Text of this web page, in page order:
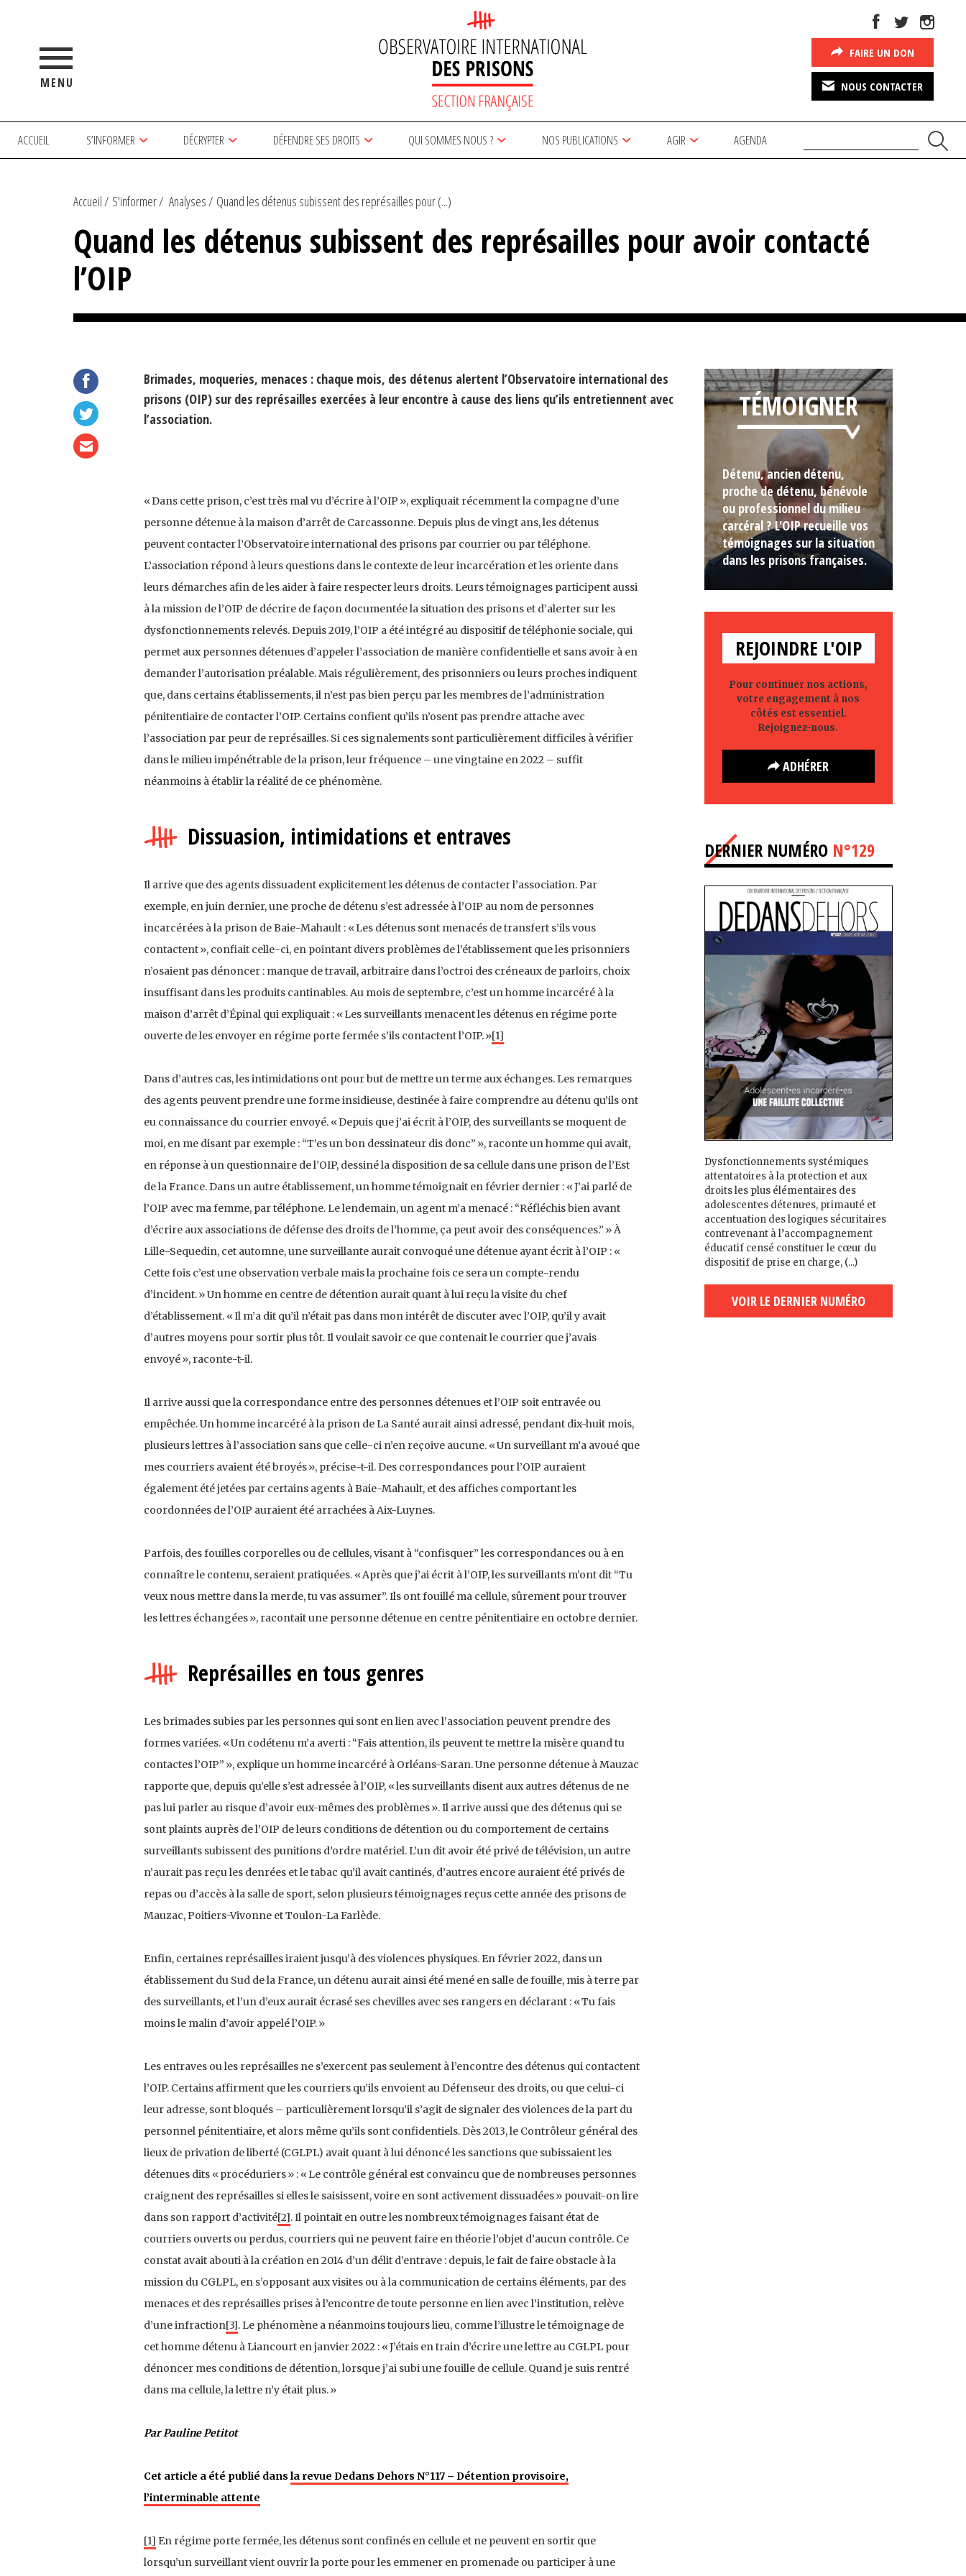
MENU
FAIRE UN DON
NOUS CONTACTER
ACCUEIL S’INFORMER DÉCRYPTER DÉFENDRE SES DROITS QUI SOMMES NOUS ? NOS PUBLICATIONS AGIR AGENDA
Accueil S'informer Analyses Quand les détenus subissent des représailles pour (...)
Quand les détenus subissent des représailles pour avoir contacté
l’OIP
Brimades, moqueries, menaces : chaque mois, des détenus alertent l’Observatoire international des
prisons (OIP) sur des représailles exercées à leur encontre à cause des liens qu’ils entretiennent avec
l’association.
« Dans cette prison, c’est très mal vu d’écrire à l’OIP », expliquait récemment la compagne d’une
personne détenue à la maison d’arrêt de Carcassonne. Depuis plus de vingt ans, les détenus
peuvent contacter l’Observatoire international des prisons par courrier ou par téléphone.
L’association répond à leurs questions dans le contexte de leur incarcération et les oriente dans
leurs démarches afin de les aider à faire respecter leurs droits. Leurs témoignages participent aussi
à la mission de l’OIP de décrire de façon documentée la situation des prisons et d’alerter sur les
dysfonctionnements relevés. Depuis 2019, l’OIP a été intégré au dispositif de téléphonie sociale, qui
permet aux personnes détenues d’appeler l’association de manière confidentielle et sans avoir à en
demander l’autorisation préalable. Mais régulièrement, des prisonniers ou leurs proches indiquent
que, dans certains établissements, il n’est pas bien perçu par les membres de l’administration
pénitentiaire de contacter l’OIP. Certains confient qu’ils n’osent pas prendre attache avec
l’association par peur de représailles. Si ces signalements sont particulièrement difficiles à vérifier
dans le milieu impénétrable de la prison, leur fréquence – une vingtaine en 2022 – suffit
néanmoins à établir la réalité de ce phénomène.
Dissuasion, intimidations et entraves
Il arrive que des agents dissuadent explicitement les détenus de contacter l’association. Par
exemple, en juin dernier, une proche de détenu s’est adressée à l’OIP au nom de personnes
incarcérées à la prison de Baie-Mahault : « Les détenus sont menacés de transfert s’ils vous
contactent », confiait celle-ci, en pointant divers problèmes de l’établissement que les prisonniers
n’osaient pas dénoncer : manque de travail, arbitraire dans l’octroi des créneaux de parloirs, choix
insuffisant dans les produits cantinables. Au mois de septembre, c’est un homme incarcéré à la
maison d’arrêt d’Épinal qui expliquait : « Les surveillants menacent les détenus en régime porte
ouverte de les envoyer en régime porte fermée s’ils contactent l’OIP. »[1]
Dans d’autres cas, les intimidations ont pour but de mettre un terme aux échanges. Les remarques
des agents peuvent prendre une forme insidieuse, destinée à faire comprendre au détenu qu’ils ont
eu connaissance du courrier envoyé. « Depuis que j’ai écrit à l’OIP, des surveillants se moquent de
moi, en me disant par exemple : “T’es un bon dessinateur dis donc” », raconte un homme qui avait,
en réponse à un questionnaire de l’OIP, dessiné la disposition de sa cellule dans une prison de l’Est
de la France. Dans un autre établissement, un homme témoignait en février dernier : « J’ai parlé de
l’OIP avec ma femme, par téléphone. Le lendemain, un agent m’a menacé : “Réfléchis bien avant
d’écrire aux associations de défense des droits de l’homme, ça peut avoir des conséquences.” » À
Lille-Sequedin, cet automne, une surveillante aurait convoqué une détenue ayant écrit à l’OIP : «
Cette fois c’est une observation verbale mais la prochaine fois ce sera un compte-rendu
d’incident. » Un homme en centre de détention aurait quant à lui reçu la visite du chef
d’établissement. « Il m’a dit qu’il n’était pas dans mon intérêt de discuter avec l’OIP, qu’il y avait
d’autres moyens pour sortir plus tôt. Il voulait savoir ce que contenait le courrier que j’avais
envoyé », raconte-t-il.
Il arrive aussi que la correspondance entre des personnes détenues et l’OIP soit entravée ou
empêchée. Un homme incarcéré à la prison de La Santé aurait ainsi adressé, pendant dix-huit mois,
plusieurs lettres à l’association sans que celle-ci n’en reçoive aucune. « Un surveillant m’a avoué que
mes courriers avaient été broyés », précise-t-il. Des correspondances pour l’OIP auraient
également été jetées par certains agents à Baie-Mahault, et des affiches comportant les
coordonnées de l’OIP auraient été arrachées à Aix-Luynes.
Parfois, des fouilles corporelles ou de cellules, visant à “confisquer” les correspondances ou à en
connaître le contenu, seraient pratiquées. « Après que j’ai écrit à l’OIP, les surveillants m’ont dit “Tu
veux nous mettre dans la merde, tu vas assumer”. Ils ont fouillé ma cellule, sûrement pour trouver
les lettres échangées », racontait une personne détenue en centre pénitentiaire en octobre dernier.
Représailles en tous genres
Les brimades subies par les personnes qui sont en lien avec l’association peuvent prendre des
formes variées. « Un codétenu m’a averti : “Fais attention, ils peuvent te mettre la misère quand tu
contactes l’OIP” », explique un homme incarcéré à Orléans-Saran. Une personne détenue à Mauzac
rapporte que, depuis qu’elle s’est adressée à l’OIP, « les surveillants disent aux autres détenus de ne
pas lui parler au risque d’avoir eux-mêmes des problèmes ». Il arrive aussi que des détenus qui se
sont plaints auprès de l’OIP de leurs conditions de détention ou du comportement de certains
surveillants subissent des punitions d’ordre matériel. L’un dit avoir été privé de télévision, un autre
n’aurait pas reçu les denrées et le tabac qu’il avait cantinés, d’autres encore auraient été privés de
repas ou d’accès à la salle de sport, selon plusieurs témoignages reçus cette année des prisons de
Mauzac, Poitiers-Vivonne et Toulon-La Farlède.
Enfin, certaines représailles iraient jusqu’à des violences physiques. En février 2022, dans un
établissement du Sud de la France, un détenu aurait ainsi été mené en salle de fouille, mis à terre par
des surveillants, et l’un d’eux aurait écrasé ses chevilles avec ses rangers en déclarant : « Tu fais
moins le malin d’avoir appelé l’OIP. »
Les entraves ou les représailles ne s’exercent pas seulement à l’encontre des détenus qui contactent
l’OIP. Certains affirment que les courriers qu’ils envoient au Défenseur des droits, ou que celui-ci
leur adresse, sont bloqués – particulièrement lorsqu’il s’agit de signaler des violences de la part du
personnel pénitentiaire, et alors même qu’ils sont confidentiels. Dès 2013, le Contrôleur général des
lieux de privation de liberté (CGLPL) avait quant à lui dénoncé les sanctions que subissaient les
détenues dits « procéduriers » : « Le contrôle général est convaincu que de nombreuses personnes
craignent des représailles si elles le saisissent, voire en sont activement dissuadées » pouvait-on lire
dans son rapport d’activité[2]. Il pointait en outre les nombreux témoignages faisant état de
courriers ouverts ou perdus, courriers qui ne peuvent faire en théorie l’objet d’aucun contrôle. Ce
constat avait abouti à la création en 2014 d’un délit d’entrave : depuis, le fait de faire obstacle à la
mission du CGLPL, en s’opposant aux visites ou à la communication de certains éléments, par des
menaces et des représailles prises à l’encontre de toute personne en lien avec l’institution, relève
d’une infraction[3]. Le phénomène a néanmoins toujours lieu, comme l’illustre le témoignage de
cet homme détenu à Liancourt en janvier 2022 : « J’étais en train d’écrire une lettre au CGLPL pour
dénoncer mes conditions de détention, lorsque j’ai subi une fouille de cellule. Quand je suis rentré
dans ma cellule, la lettre n’y était plus. »
Par Pauline Petitot
Cet article a été publié dans la revue Dedans Dehors N°117 – Détention provisoire,
l’interminable attente
[1] En régime porte fermée, les détenus sont confinés en cellule et ne peuvent en sortir que
lorsqu’un surveillant vient ouvrir la porte pour les emmener en promenade ou participer à une
TÉMOIGNER
Détenu, ancien détenu,
proche de détenu, bénévole
ou professionnel du milieu
carcéral ? L'OIP recueille vos
témoignages sur la situation
dans les prisons françaises.
REJOINDRE L'OIP
Pour continuer nos actions,
votre engagement à nos
côtés est essentiel.
Rejoignez-nous.
ADHÉRER
DERNIER NUMÉRO N°129
Dysfonctionnements systémiques
attentatoires à la protection et aux
droits les plus élémentaires des
adolescent·es détenu·es, primauté et
accentuation des logiques sécuritaires
contrevenant à l’accompagnement
éducatif censé constituer le cœur du
dispositif de prise en charge, (...)
VOIR LE DERNIER NUMÉRO